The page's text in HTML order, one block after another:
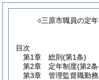
○三原市職員の定
目次
第1章
総則 (第1条)
第2章
定年制度(第2
第3章
管理監督職勤